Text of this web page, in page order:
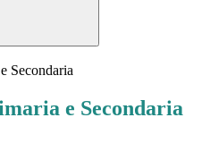
Secondaria
e Secondaria